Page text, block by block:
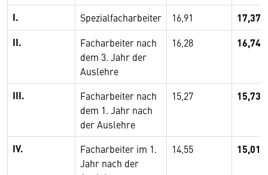
I.
Spezialfacharbeiter 16,91
17,37
II.
Facharbeiter nach
dem 3. Jahr der
Auslehre
16,28 16,74
III.
Facharbeiter nach
dem 1. Jahr nach
der Auslehre
15,27 15,73
IV.
Facharbeiter im 1.
Jahr nach der
14,55 15,01